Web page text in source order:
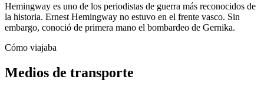
Hemingway es uno de los periodistas de guerra más reconocidos de
la historia. Ernest Hemingway no estuvo en el frente vasco. Sin
embargo, conoció de primera mano el bombardeo de Gernika.
Cómo viajaba
Medios de transporte